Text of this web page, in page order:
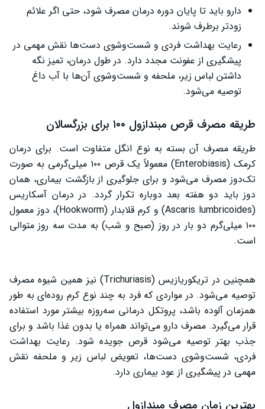
دارو باید تا پایان دوره درمان مصرف شود، حتی اگر علائم
زودتر برطرف شوند.
رعایت بهداشت فردی و شست‌وشوی دست‌ها نقش مهمی در
پیشگیری از عفونت مجدد دارد. در طول درمان، تمیز نگه
داشتن لباس زیر، ملحفه و شست‌وشوی آن‌ها با آب داغ
توصیه می‌شود.
طریقه مصرف قرص مبندازول ۱۰۰ برای بزرگسالان
طریقه مصرف آن بسته به نوع انگل متفاوت است. برای درمان
کرمک (Enterobiasis) معمولاً یک قرص ۱۰۰ میلی‌گرمی به صورت
تک‌دوز مصرف می‌شود و برای جلوگیری از بازگشت بیماری، همان
دوز باید دو هفته بعد دوباره تکرار گردد. در درمان آسکاریس
(Ascaris lumbricoides) و کرم قلابدار (Hookworm)، دوز معمول
۱۰۰ میلی‌گرم دو بار در روز (صبح و شب) به مدت سه روز متوالی
است.
همچنین در تریکوریازیس (Trichuriasis) نیز همین شیوه مصرف
توصیه می‌شود. در مواردی که فرد به چند نوع کرم روده‌ای به طور
همزمان آلوده باشد، پروتکل درمانی سه‌روزه بیشتر مورد استفاده
قرار می‌گیرد. مصرف دارو می‌تواند همراه یا بدون غذا باشد و برای
جذب بهتر توصیه می‌شود قرص جویده شود. رعایت بهداشت
فردی، شست‌وشوی دست‌ها، تعویض لباس زیر و ملحفه نقش
مهمی در پیشگیری از عود بیماری دارد.
بهترین زمان مصرف مبندازول